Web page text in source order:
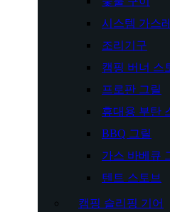
시스템 가스
조리기구
캠핑 버너 스
프로판 그릴
휴대용 부탄
BBQ 그릴
가스 바베큐
텐트 스토브
캠핑 슬리핑 기어